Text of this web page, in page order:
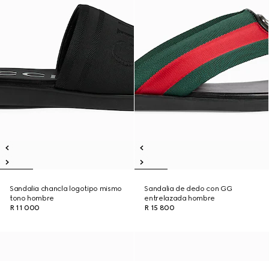
Sandalia chancla logotipo mismo
tono hombre
R 11 000
Sandalia de dedo con GG
entrelazada hombre
R 15 800